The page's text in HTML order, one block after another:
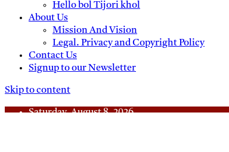
Hello bol Tijori khol
About Us
Mission And Vision
Legal. Privacy and Copyright Policy
Contact Us
Signup to our Newsletter
Skip to content
Saturday, August 8, 2026